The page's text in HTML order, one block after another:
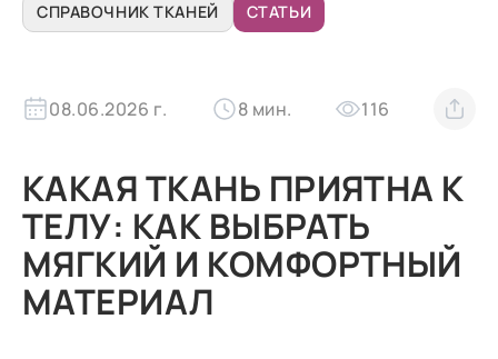
СПРАВОЧНИК ТКАНЕЙ СТАТЬИ
08.06.2026 г. 8 мин. 116
КАКАЯ ТКАНЬ ПРИЯТНА К
ТЕЛУ: КАК ВЫБРАТЬ
МЯГКИЙ И КОМФОРТНЫЙ
МАТЕРИАЛ